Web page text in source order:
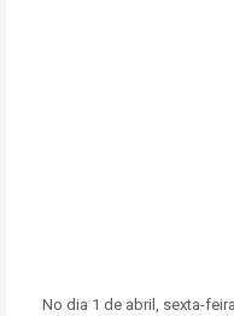
No dia 1 de abril, sexta-